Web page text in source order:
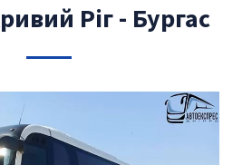
Ріг - Бургас